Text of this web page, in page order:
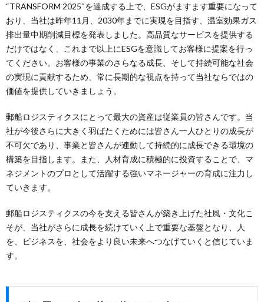
“TRANSFORM 2025″を達成する上で、ESGがますます重要になって
おり、当社は昨年11月、2030年までに実現を目指す、温室効果ガス
排出量中期削減目標を発表しました。高品質なサービスを提供する
だけではなく、これまで以上にESGを意識してお客様に提案を行っ
てください。お客様の事業のさらなる成長、そして持続可能な社会
の実現に貢献するため、常に長期的な視点を持って当社ならではの
価値を提供していきましょう。
郵船ロジスティクスにとって最大の資産は従業員の皆さんです。当
社が今後さらに大きく羽ばたくためには皆さん一人ひとりの成長が
不可欠であり、事業と皆さんが連動して持続的に成長できる環境の
構築を目指します。また、人材育成に積極的に投資することで、マ
ネジメントのプロとして活躍する強いマネージャーの育成に注力し
ていきます。
郵船ロジスティクスの今を支える皆さんが築き上げた社風・文化こ
そが、当社がさらに成長を続けていく上で重要な基盤となり、人
を、ビジネスを、社会をより良い未来へつなげていくと信じていま
す。